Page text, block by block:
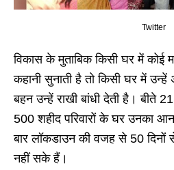
Twitter
विकास के मुताबिक किसी घर में कोई
कहानी सुनाती है तो किसी घर में
बहन उन्हें राखी बांधी देती है। बीते
500 शहीद परिवारों के घर उनका
बार लॉकडाउन की वजह से 50 दिनों
नहीं सके हैं।